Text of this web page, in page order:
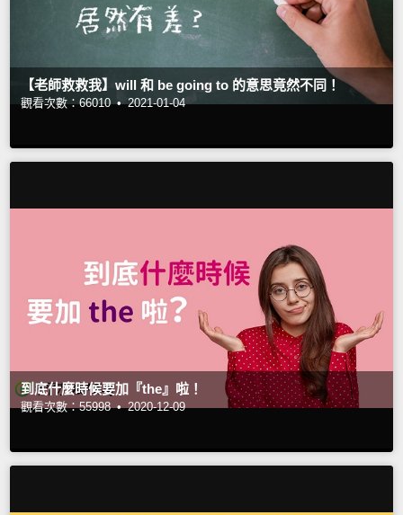
【老師救救我】will 和 be going to 的意思竟然不同！
觀看次數：66010 • 2021-01-04
到底什麼時候要加『the』啦！
觀看次數：55998 • 2020-12-09